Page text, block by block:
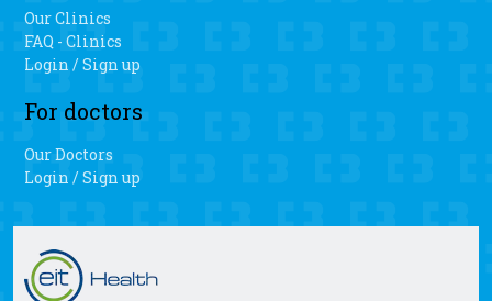
Our Clinics
FAQ - Clinics
Login / Sign up
For doctors
Our Doctors
Login / Sign up